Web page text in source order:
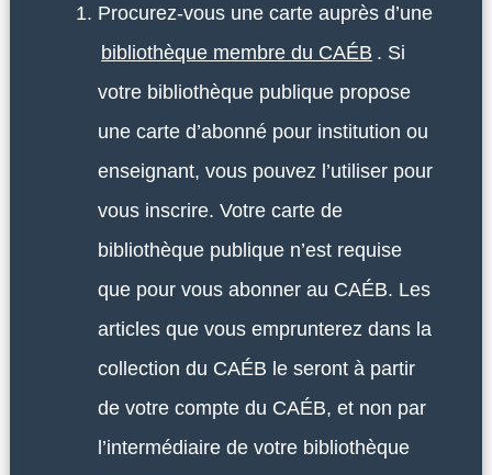
Procurez-vous une carte auprès d’une
bibliothèque membre du CAÉB . Si
votre bibliothèque publique propose
une carte d’abonné pour institution ou
enseignant, vous pouvez l’utiliser pour
vous inscrire. Votre carte de
bibliothèque publique n’est requise
que pour vous abonner au CAÉB. Les
articles que vous emprunterez dans la
collection du CAÉB le seront à partir
de votre compte du CAÉB, et non par
l’intermédiaire de votre bibliothèque